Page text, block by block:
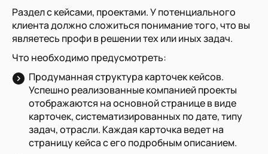
Раздел с кейсами, проектами. У потенциального
клиента должно сложиться понимание того, что вы
являетесь профи в решении тех или иных задач.
Что необходимо предусмотреть:
Продуманная структура карточек кейсов.
Успешно реализованные компанией проекты
отображаются на основной странице в виде
карточек, систематизированных по дате, типу
задач, отрасли. Каждая карточка ведет на
страницу кейса с его подробным описанием.